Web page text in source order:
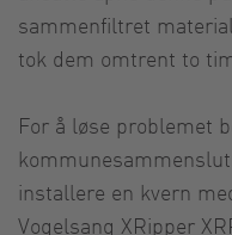
sammenfiltret
tok dem omtrent to
For å løse problemet
installere en kvern
Vogelsang XRipper